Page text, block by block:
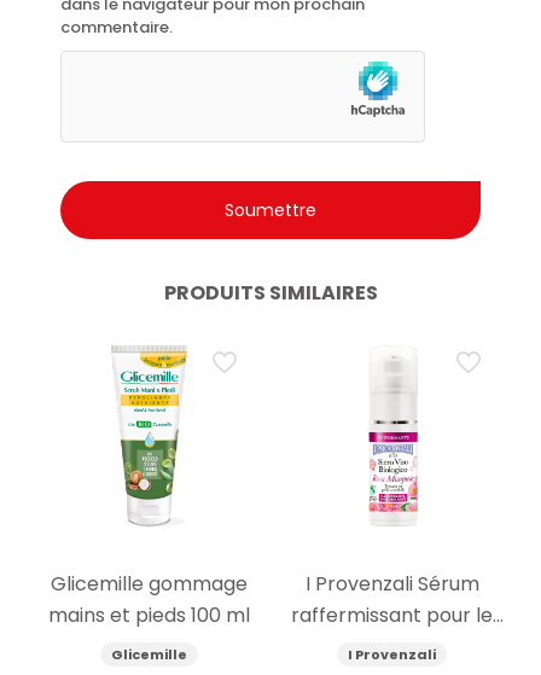
dans le navigateur pour mon prochain
commentaire.
PRODUITS SIMILAIRES
Glicemille gommage
mains et pieds 100 ml
Glicemille
I Provenzali Sérum
raffermissant pour le
visage à l’églantier bio
I Provenzali